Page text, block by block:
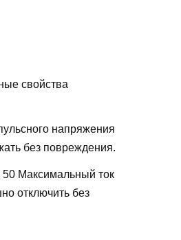
свойства
напряжения
без повреждения.
50 Максимальный ток
отключить без